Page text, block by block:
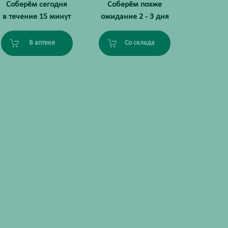
Соберём сегодня
в течение 15 минут
В аптеке
Соберём позже
ожидание 2 - 3 дня
Со склада